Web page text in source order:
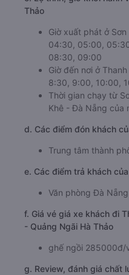
Thảo
Giờ xuất phát ở
04:30, 05:00,
08:30, 09:00
Giờ đến nơi ở
8:30, 9:00, 10:00,
Thời gian chạy từ
Khê - Đà Nẵng của
d. Các điểm đón khách
Trung tâm thành
e. Các điểm trả khách
Văn phòng Đà Nẵng
f. Giá vé giá xe khách đi
- Quảng Ngãi Hà Thảo
ghế ngồi 285000đ/
g. Review, đánh giá chất